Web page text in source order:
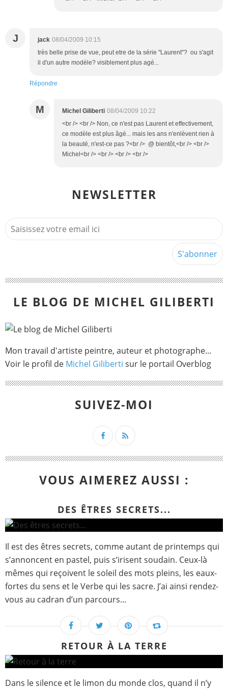
J jack 08/04/2009 10:15
très belle prise de vue, peut etre de la série "Laurent"? ou s'agit
il d'un autre modèle? visiblement plus agé...
Répondre
M Michel Giliberti 08/04/2009 10:22
<br /> <br /> Non, ce n'est pas Laurent et effectivement,
ce modèle est plus âgé... mais les ans n'enlèvent rien à
la beauté, n'est-ce pas ?<br /> @ bientôt,<br /> <br />
Michel<br /> <br /> <br /> <br />
NEWSLETTER
LE BLOG DE MICHEL GILIBERTI
Mon travail d'artiste peintre, auteur et photographe...
Voir le profil de Michel Giliberti sur le portail Overblog
SUIVEZ-MOI
VOUS AIMEREZ AUSSI :
DES ÊTRES SECRETS...
Il est des êtres secrets, comme autant de printemps qui
s’annoncent en pastel, puis s’irisent soudain. Ceux-là
mêmes qui reçoivent le soleil des mots pleins, les eaux-
fortes du sens et le Verbe qui les sacre. J’ai ainsi rendez-
vous au cadran d’un parcours...
RETOUR À LA TERRE
Dans le silence et le limon du monde clos, quand il n’y